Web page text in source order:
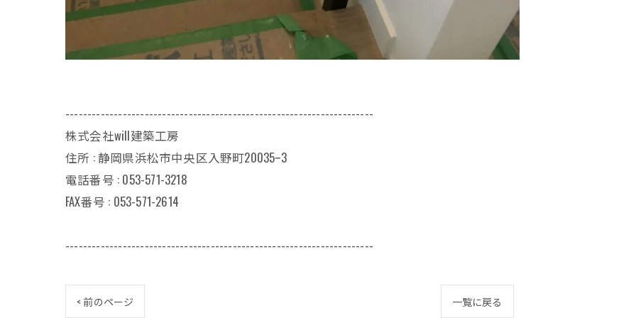
----------------------------------------------------------------------
株式会社will建築工房
住所 : 静岡県浜松市中央区入野町20035ｰ3
電話番号 : 053-571-3218
FAX番号 : 053-571-2614
----------------------------------------------------------------------
< 前のページ 一覧に戻る